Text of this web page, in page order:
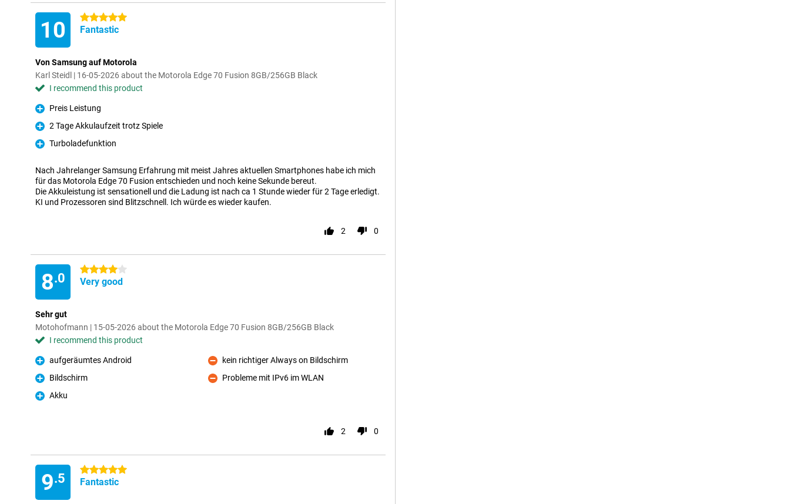
10 5 stars
Fantastic
Von Samsung auf Motorola
Karl Steidl | 16-05-2026 about the Motorola Edge 70 Fusion 8GB/256GB Black
I recommend this product
Pro
Preis Leistung
Pro
2 Tage Akkulaufzeit trotz Spiele
Pro
Turboladefunktion
Nach Jahrelanger Samsung Erfahrung mit meist Jahres aktuellen Smartphones habe ich mich
für das Motorola Edge 70 Fusion entschieden und noch keine Sekunde bereut.
Die Akkuleistung ist sensationell und die Ladung ist nach ca 1 Stunde wieder für 2 Tage erledigt.
KI und Prozessoren sind Blitzschnell. Ich würde es wieder kaufen.
2 0
8.0
4 stars
Very good
Sehr gut
Motohofmann | 15-05-2026 about the Motorola Edge 70 Fusion 8GB/256GB Black
I recommend this product
Pro
aufgeräumtes Android
Pro
Bildschirm
Pro
Akku
Con
kein richtiger Always on Bildschirm
Con
Probleme mit IPv6 im WLAN
2 0
9.5
5 stars
Fantastic